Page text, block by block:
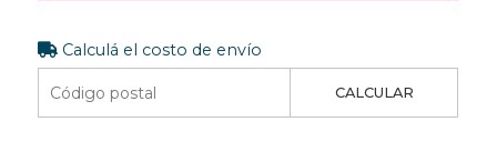
Calculá el costo de envío
CALCULAR